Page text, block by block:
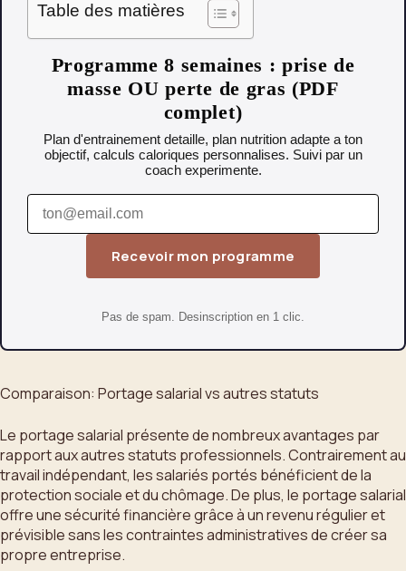
Table des matières
Programme 8 semaines : prise de
masse OU perte de gras (PDF
complet)
Plan d'entrainement detaille, plan nutrition adapte a ton
objectif, calculs caloriques personnalises. Suivi par un
coach experimente.
Recevoir mon programme
Pas de spam. Desinscription en 1 clic.
Comparaison: Portage salarial vs autres statuts
Le portage salarial présente de nombreux avantages par
rapport aux autres statuts professionnels. Contrairement au
travail indépendant, les salariés portés bénéficient de la
protection sociale et du chômage. De plus, le portage salarial
offre une sécurité financière grâce à un revenu régulier et
prévisible sans les contraintes administratives de créer sa
propre entreprise.